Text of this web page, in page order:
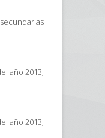
año 2013,
año 2013,